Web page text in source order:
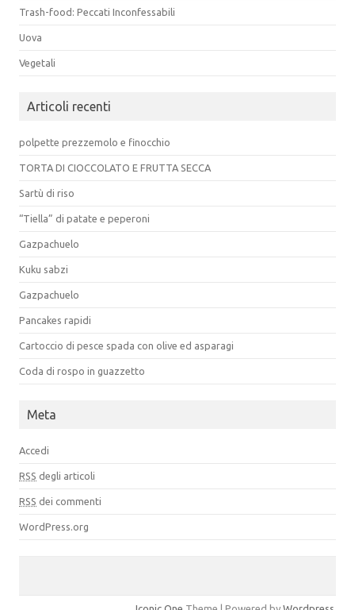
Trash-food: Peccati Inconfessabili
Uova
Vegetali
Articoli recenti
polpette prezzemolo e finocchio
TORTA DI CIOCCOLATO E FRUTTA SECCA
Sartù di riso
“Tiella” di patate e peperoni
Gazpachuelo
Kuku sabzi
Gazpachuelo
Pancakes rapidi
Cartoccio di pesce spada con olive ed asparagi
Coda di rospo in guazzetto
Meta
Accedi
RSS degli articoli
RSS dei commenti
WordPress.org